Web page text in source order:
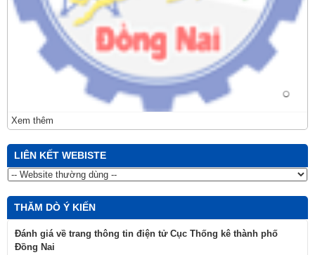
Xem thêm
LIÊN KẾT WEBISTE
THĂM DÒ Ý KIẾN
Đánh giá về trang thông tin điện tử Cục Thống kê thành phố
Đồng Nai